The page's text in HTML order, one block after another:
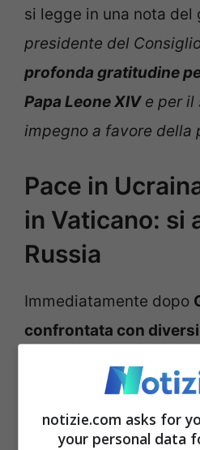
si legge in una nota del
presidente del
profonda gratitudine
Papa Leone XIVe per il
impegno a favore della
Pace in
in Vaticano: si
Russia
Immediatamente dopo
confrontata con
europea Ursula von der
ha informato della
notizie.com asks for
your personal data